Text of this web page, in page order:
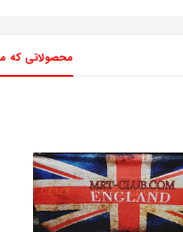
محصولاتی که